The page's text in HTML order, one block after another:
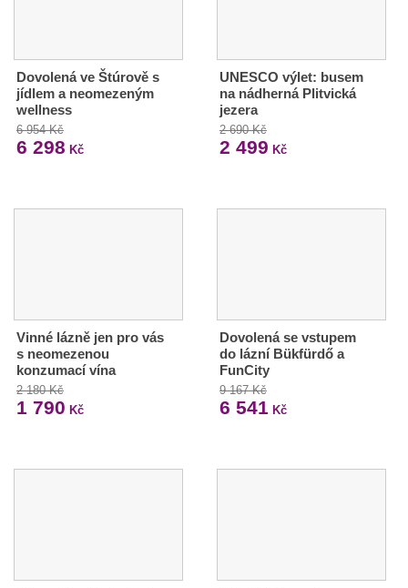
Dovolená ve Štúrově s
jídlem a neomezeným
wellness
6 954 Kč
6 298 Kč
UNESCO výlet: busem
na nádherná Plitvická
jezera
2 690 Kč
2 499 Kč
Vinné lázně jen pro vás
s neomezenou
konzumací vína
2 180 Kč
1 790 Kč
Dovolená se vstupem
do lázní Bükfürdő a
FunCity
9 167 Kč
6 541 Kč